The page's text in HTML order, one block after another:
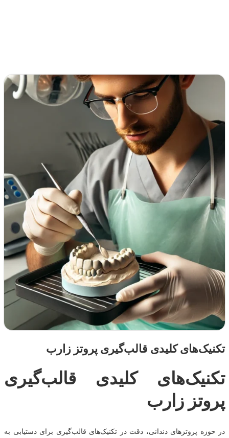
تکنیک‌های کلیدی قالب‌گیری پروتز زارب
تکنیک‌های کلیدی قالب‌گیری
پروتز زارب
در حوزه پروتزهای دندانی، دقت در تکنیک‌های قالب‌گیری برای دستیابی به